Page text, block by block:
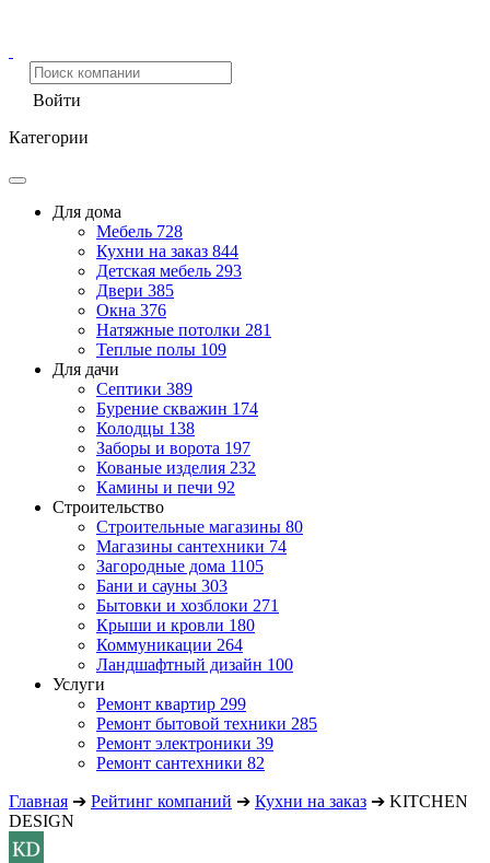
Войти
Категории
Для дома
Мебель 728
Кухни на заказ 844
Детская мебель 293
Двери 385
Окна 376
Натяжные потолки 281
Теплые полы 109
Для дачи
Септики 389
Бурение скважин 174
Колодцы 138
Заборы и ворота 197
Кованые изделия 232
Камины и печи 92
Строительство
Строительные магазины 80
Магазины сантехники 74
Загородные дома 1105
Бани и сауны 303
Бытовки и хозблоки 271
Крыши и кровли 180
Коммуникации 264
Ландшафтный дизайн 100
Услуги
Ремонт квартир 299
Ремонт бытовой техники 285
Ремонт электроники 39
Ремонт сантехники 82
Главная ➔ Рейтинг компаний ➔ Кухни на заказ ➔ KITCHEN
DESIGN